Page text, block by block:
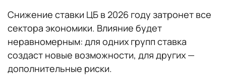
Снижение ставки ЦБ в 2026 году затронет все
сектора экономики. Влияние будет
неравномерным: для одних групп ставка
создаст новые возможности, для других —
дополнительные риски.